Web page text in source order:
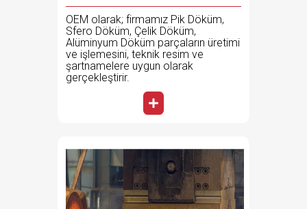
OEM olarak; firmamız Pik Döküm,
Sfero Döküm, Çelik Döküm,
Alüminyum Döküm parçaların üretimi
ve işlemesini, teknik resim ve
şartnamelere uygun olarak
gerçekleştirir.